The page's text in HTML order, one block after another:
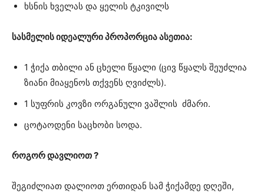
ხსნის ხველას და ყელის ტკივილს
სასმელის იდეალური პროპორცია ასეთია:
1 ჭიქა თბილი ან ცხელი წყალი (ცივ წყალს შეუძლია
ზიანი მიაყენოს თქვენს ღვიძლს).
1 სუფრის კოვზი ორგანული ვაშლის ძმარი.
ცოტაოდენი საცხობი სოდა.
როგორ დავლიოთ ?
შეგიძლიათ დალიოთ ერთიდან სამ ჭიქამდე დღეში,